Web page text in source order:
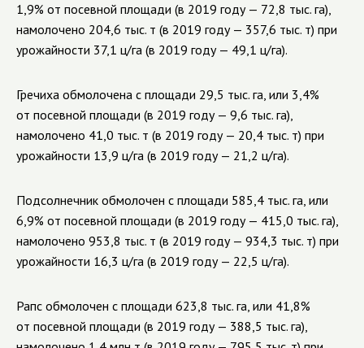
1,9% от посевной площади (в 2019 году — 72,8 тыс. га),
намолочено 204,6 тыс. т (в 2019 году — 357,6 тыс. т) при
урожайности 37,1 ц/га (в 2019 году — 49,1 ц/га).
Гречиха обмолочена с площади 29,5 тыс. га, или 3,4%
от посевной площади (в 2019 году — 9,6 тыс. га),
намолочено 41,0 тыс. т (в 2019 году — 20,4 тыс. т) при
урожайности 13,9 ц/га (в 2019 году — 21,2 ц/га).
Подсолнечник обмолочен с площади 585,4 тыс. га, или
6,9% от посевной площади (в 2019 году — 415,0 тыс. га),
намолочено 953,8 тыс. т (в 2019 году — 934,3 тыс. т) при
урожайности 16,3 ц/га (в 2019 году — 22,5 ц/га).
Рапс обмолочен с площади 623,8 тыс. га, или 41,8%
от посевной площади (в 2019 году — 388,5 тыс. га),